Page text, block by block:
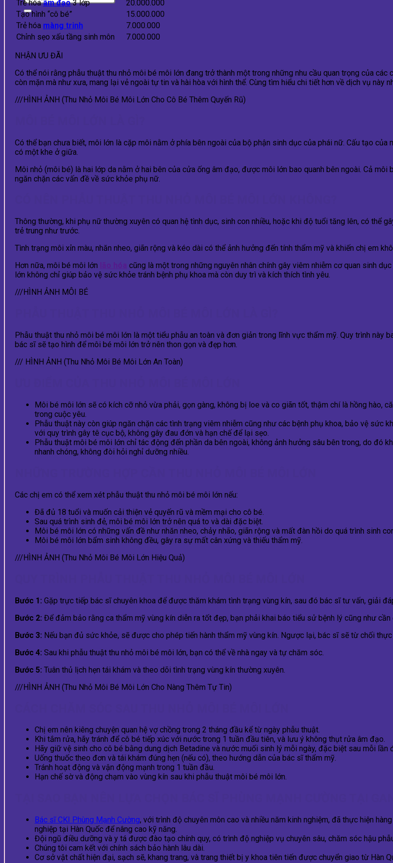
Trẻ hóaâm đạo3 lớp
20.000.000
Tạo hình “cô bé”
15.000.000
Trẻ hóa màng trinh
7.000.000
Chỉnh sẹo xấu tầng sinh môn
7.000.000
NHẬN ƯU ĐÃI
Có thể nói rằng phẫu thuật thu nhỏ môi bé môi lớn đang trở thành một trong những nhu cầu quan trọng của
còn mặn mà như xưa, mang lại vẻ ngoài tự tin và hài hòa với hình thể. Cùng tìm hiểu chi tiết hơn về dịch vụ này
///HÌNH ẢNH (Thu Nhỏ Môi Bé Môi Lớn Cho Cô Bé Thêm Quyến Rũ)
Có thể bạn chưa biết, môi lớn là cặp môi nằm ở phía bên ngoài của bộ phận sinh dục của phái nữ. Cấu tạo
có một khe ở giữa.
Môi nhỏ (môi bé) là hai lớp da nằm ở hai bên của cửa ống âm đạo, được môi lớn bao quanh bên ngoài. Cả
ngăn chặn các vấn đề về sức khỏe phụ nữ.
Thông thường, khi phụ nữ thường xuyên có quan hệ tình dục, sinh con nhiều, hoặc khi độ tuổi tăng lên, có thể
trẻ trung như trước.
Tình trạng môi xỉn màu, nhăn nheo, giãn rộng và kéo dài có thể ảnh hưởng đến tính thẩm mỹ và khiến chị em
Hơn nữa, môi bé môi lớn
lão hóa cũng là một trong những nguyên nhân chính gây viêm nhiễm cơ quan sinh
lớn không chỉ giúp bảo vệ sức khỏe tránh bệnh phụ khoa mà còn duy trì và kích thích tình yêu.
///HÌNH ẢNH MÔI BÉ
Phẫu thuật thu nhỏ môi bé môi lớn là một tiểu phẫu an toàn và đơn giản trong lĩnh vực thẩm mỹ. Quy trình này
bác sĩ sẽ tạo hình để môi bé môi lớn trở nên thon gọn và đẹp hơn.
/// HÌNH ẢNH (Thu Nhỏ Môi Bé Môi Lớn An Toàn)
Môi bé môi lớn sẽ có kích cỡ nhỏ vừa phải, gọn gàng, không bị loe và co giãn tốt, thậm chí là hồng hào,
trong cuộc yêu.
Phẫu thuật này còn giúp ngăn chặn các tình trạng viêm nhiễm cũng như các bệnh phụ khoa, bảo vệ sức
với quy trình gây tê cục bộ, không gây đau đớn và hạn chế để lại sẹo.
Phẫu thuật môi bé môi lớn chỉ tác động đến phần da bên ngoài, không ảnh hưởng sâu bên trong, do đó
nhanh chóng, không đòi hỏi nghỉ dưỡng nhiều.
Các chị em có thể xem xét phẫu thuật thu nhỏ môi bé môi lớn nếu:
Đã đủ 18 tuổi và muốn cải thiện vẻ quyến rũ và mềm mại cho cô bé.
Sau quá trình sinh đẻ, môi bé môi lớn trở nên quá to và dài đặc biệt.
Môi bé môi lớn có những vấn đề như nhăn nheo, chảy nhão, giãn rộng và mất đàn hồi do quá trình sinh
Môi bé môi lớn bẩm sinh không đều, gây ra sự mất cân xứng và thiếu thẩm mỹ.
///HÌNH ẢNH (Thu Nhỏ Môi Bé Môi Lớn Hiệu Quả)
Bước 1: Gặp trực tiếp bác sĩ chuyên khoa để được thăm khám tình trạng vùng kín, sau đó bác sĩ tư vấn, giải
Bước 2: Để đảm bảo rằng ca thẩm mỹ vùng kín diễn ra tốt đẹp, bạn phải khai báo tiểu sử bệnh lý cũng như
Bước 3: Nếu bạn đủ sức khỏe, sẽ được cho phép tiến hành thẩm mỹ vùng kín. Ngược lại, bác sĩ sẽ từ chối
Bước 4: Sau khi phẫu thuật thu nhỏ môi bé môi lớn, bạn có thể về nhà ngay và tự chăm sóc.
Bước 5: Tuân thủ lịch hẹn tái khám và theo dõi tình trạng vùng kín thường xuyên.
///HÌNH ẢNH (Thu Nhỏ Môi Bé Môi Lớn Cho Nàng Thêm Tự Tin)
Chị em nên kiêng chuyện quan hệ vợ chồng trong 2 tháng đầu kể từ ngày phẫu thuật.
Khi tắm rửa, hãy tránh để cô bé tiếp xúc với nước trong 1 tuần đầu tiên, và lưu ý không thụt rửa âm đạo.
Hãy giữ vệ sinh cho cô bé bằng dung dịch Betadine và nước muối sinh lý mỗi ngày, đặc biệt sau mỗi lần
Uống thuốc theo đơn và tái khám đúng hẹn (nếu có), theo hướng dẫn của bác sĩ thẩm mỹ.
Tránh hoạt động và vận động mạnh trong 1 tuần đầu.
Hạn chế sờ và động chạm vào vùng kín sau khi phẫu thuật môi bé môi lớn.
Bác sĩ CKI Phùng Mạnh Cường, với trình độ chuyên môn cao và nhiều năm kinh nghiệm, đã thực hiện
nghiệp tại Hàn Quốc để nâng cao kỹ năng.
Đội ngũ điều dưỡng và y tá được đào tạo chính quy, có trình độ nghiệp vụ chuyên sâu, chăm sóc hậu
Chúng tôi cam kết với chính sách bảo hành lâu dài.
Cơ sở vật chất hiện đại, sạch sẽ, khang trang, và trang thiết bị y khoa tiên tiến được chuyển giao từ Hàn